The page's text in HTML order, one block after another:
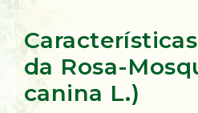
da Rosa-
canina L.)